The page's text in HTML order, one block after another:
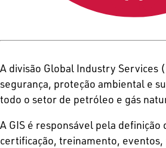
A divisão Global Industry Services
segurança, proteção ambiental e
todo o setor de petróleo e gás
A GIS é responsável pela definição
certificação, treinamento, eventos,